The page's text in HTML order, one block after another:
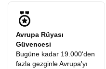
Avrupa Rüyası
Güvencesi
Bugüne kadar 19.000'den
fazla gezginle Avrupa'yı